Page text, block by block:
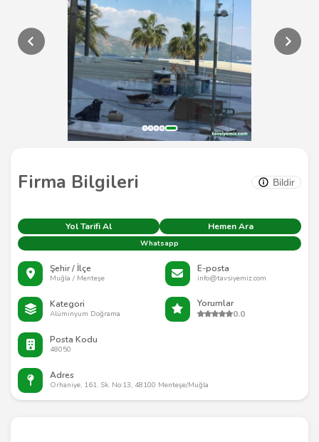
Firma Bilgileri Bildir
Yol Tarifi Al Hemen Ara
Whatsapp
Şehir / İlçe
Muğla / Menteşe
E-posta
info@tavsiyemiz.com
Kategori
Alüminyum Doğrama
Yorumlar
0.0
Posta Kodu
48050
Adres
Orhaniye, 161. Sk. No:13, 48100 Menteşe/Muğla